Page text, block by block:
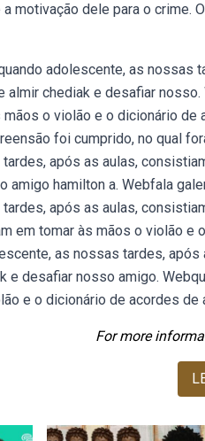
motivação dele para o crime.
adolescente, as nossas
almir chediak e desafiar
o violão e o dicionário
foi cumprido, no qual
após as aulas,
amigo hamilton a. Webfala
após as aulas,
em tomar às mãos o violão
as nossas tardes,
e desafiar nosso amigo.
e o dicionário de acordes
For more